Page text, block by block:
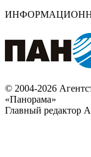
© 2004-2026
«Панорама»
Главный редактор